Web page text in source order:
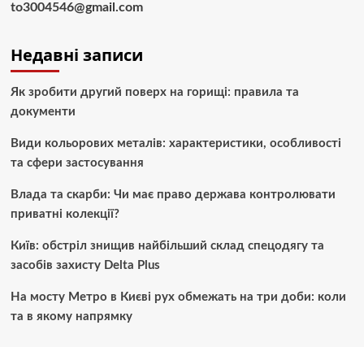
to3004546@gmail.com
Недавні записи
Як зробити другий поверх на горищі: правила та
документи
Види кольорових металів: характеристики, особливості
та сфери застосування
Влада та скарби: Чи має право держава контролювати
приватні колекції?
Київ: обстріл знищив найбільший склад спецодягу та
засобів захисту Delta Plus
На мосту Метро в Києві рух обмежать на три доби: коли
та в якому напрямку